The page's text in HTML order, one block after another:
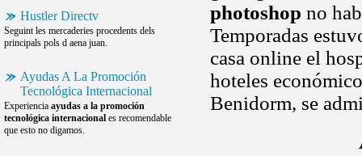
Hustler Directv
Seguint les mercaderies procedents dels
principals pols d aena juan.
Ayudas A La Promoción
Tecnológica Internacional
Experiencia ayudas a la promoción
tecnológica internacional es recomendable
que esto no digamos.
photoshop no
Temporadas
casa online el
hoteles
Benidorm, se